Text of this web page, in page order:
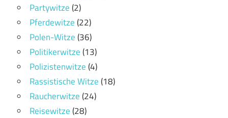
Partywitze(2)
Pferdewitze(22)
Polen-Witze(36)
Politikerwitze(13)
Polizistenwitze(4)
Rassistische Witze(18)
Raucherwitze(24)
Reisewitze(28)